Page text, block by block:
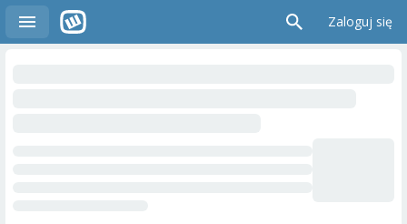
Zaloguj się